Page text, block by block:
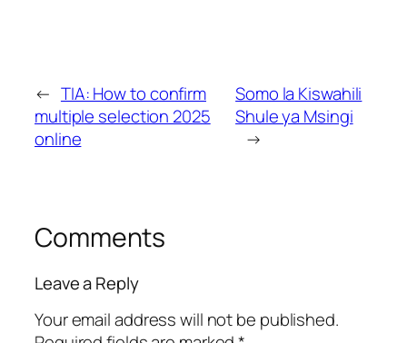
← TIA: How to confirm
multiple selection 2025
online
Somo la Kiswahili
Shule ya Msingi
→
Comments
Leave a Reply
Your email address will not be published.